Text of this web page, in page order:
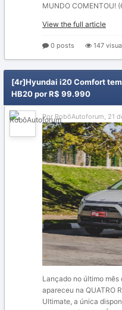
MUNDO COMENTOU!
View the full article
0 posts 147
[4r]Hyundai i20 Comfort
HB20 por R$ 99.990
Por RobôAutoforum, 21
Lançado no último mês
apareceu na QUATRO
Ultimate, a única